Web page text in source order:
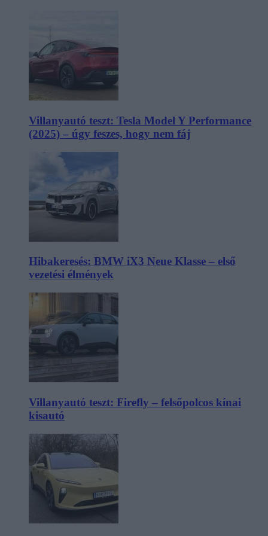
Villanyautó teszt: Tesla Model Y Performance
(2025) – úgy feszes, hogy nem fáj
Hibakeresés: BMW iX3 Neue Klasse – első
vezetési élmények
Villanyautó teszt: Firefly – felsőpolcos kínai
kisautó